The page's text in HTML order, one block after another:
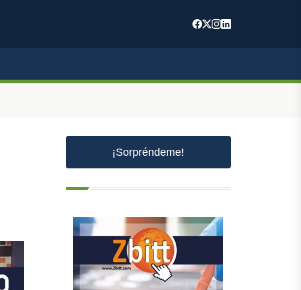
¡Sorpréndeme!